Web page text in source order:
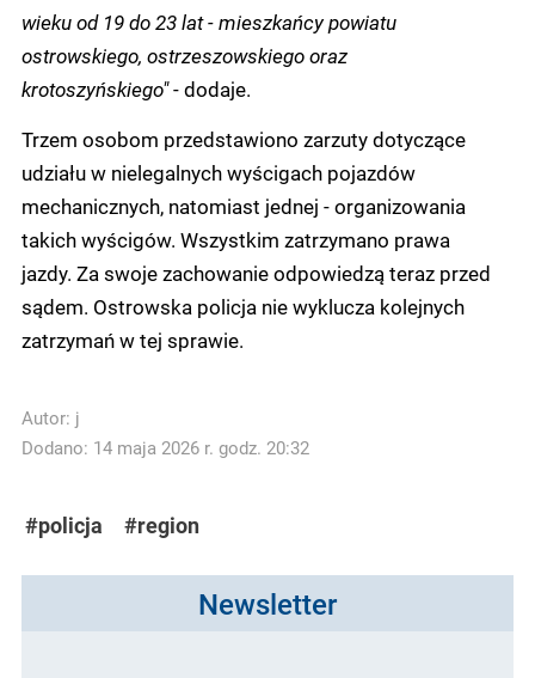
wieku od 19 do 23 lat - mieszkańcy powiatu
ostrowskiego, ostrzeszowskiego oraz
krotoszyńskiego"- dodaje.
Trzem osobom przedstawiono zarzuty dotyczące
udziału w nielegalnych wyścigach pojazdów
mechanicznych, natomiast jednej - organizowania
takich wyścigów. Wszystkim zatrzymano prawa
jazdy. Za swoje zachowanie odpowiedzą teraz przed
sądem. Ostrowska policja nie wyklucza kolejnych
zatrzymań w tej sprawie.
Autor: j
Dodano: 14 maja 2026 r. godz. 20:32
#policja #region
Newsletter